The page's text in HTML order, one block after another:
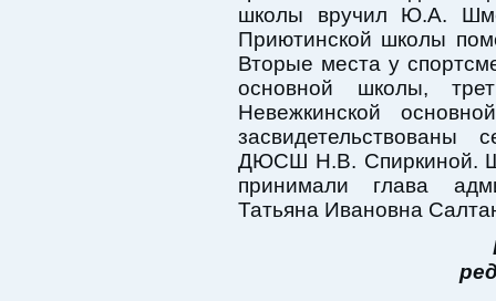
школы вручил Ю.А.
Приютинской школы
Вторые места у
основной школы,
Невежкинской
засвидетельствованы
ДЮСШ Н.В. Спиркиной.
принимали глава
Татьяна Ивановна